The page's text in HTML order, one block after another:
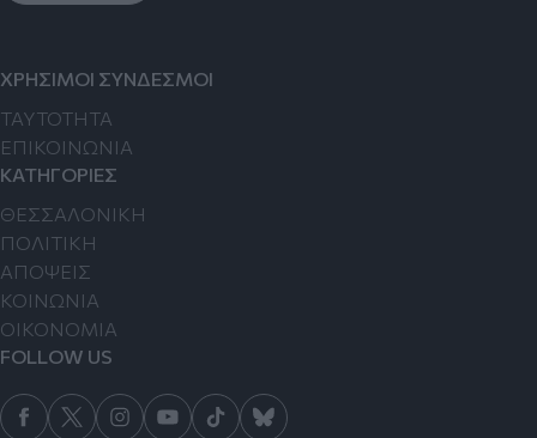
ΧΡΗΣΙΜΟΙ ΣΥΝΔΕΣΜΟΙ
TAYTOTHTA
ΕΠΙΚΟΙΝΩΝΙΑ
ΚΑΤΗΓΟΡΙΕΣ
ΘΕΣΣΑΛΟΝΙΚΗ
ΠΟΛΙΤΙΚΗ
ΑΠΟΨΕΙΣ
ΚΟΙΝΩΝΙΑ
ΟΙΚΟΝΟΜΙΑ
FOLLOW US